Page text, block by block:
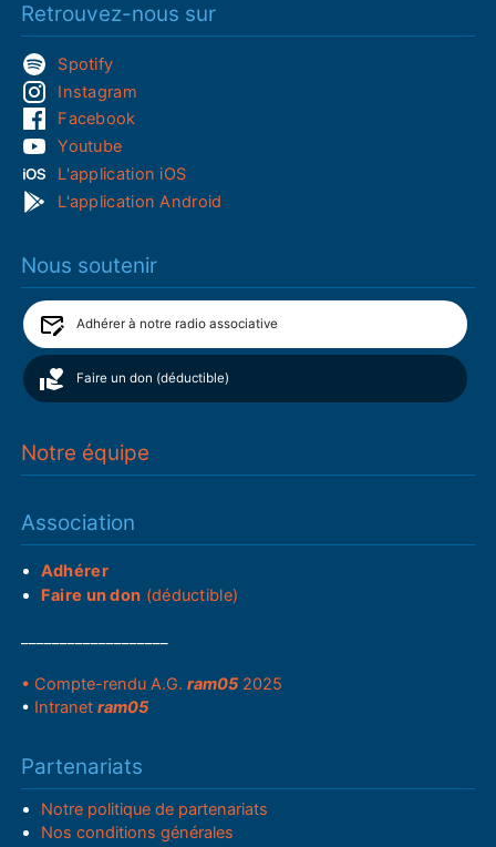
Retrouvez-nous sur
Spotify
Instagram
Facebook
Youtube
L'application iOS
L'application Android
Nous soutenir
Adhérer à notre radio associative
Faire un don (déductible)
Notre équipe
Association
Adhérer
Faire un don (déductible)
• Compte-rendu A.G.ram05 2025
• Intranetram05
Partenariats
Notre politique de partenariats
Nos conditions générales